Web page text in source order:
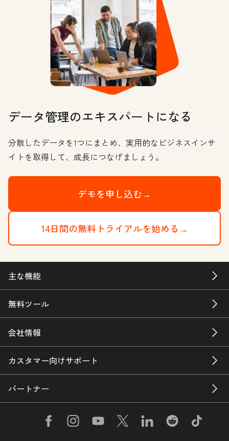
データ管理のエキスパートになる
分散したデータを1つにまとめ、実用的なビジネスインサ
イトを取得して、成長につなげましょう。
デモを申し込む→
14日間の無料トライアルを始める→
主な機能
無料ツール
会社情報
カスタマー向けサポート
パートナー